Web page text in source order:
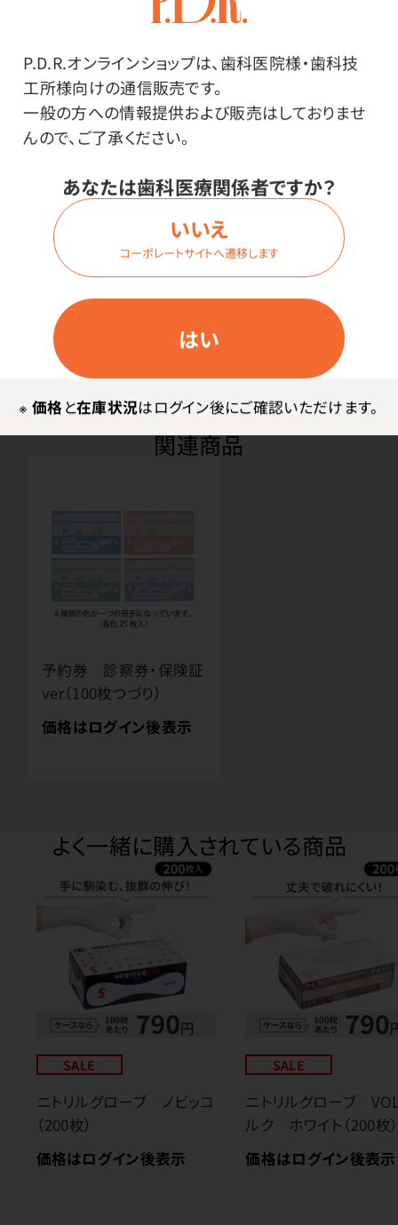
P.D.R.オンラインショップは、歯科医院様・歯科技
工所様向けの通信販売です。
一般の方への情報提供および販売はしておりませ
んので、ご了承ください。
あなたは歯科医療関係者ですか？
はい
いいえ
コーポレートサイトへ遷移します
※ 価格と在庫状況はログイン後にご確認いただけます。
診察券をお忘れの患者さまに次回予約を書いてお渡し
するメモ。
その他
●日本製
自分では言いにくい「診察券を忘れずにお持ちくださ
い。」のメッセージ入り。
関連商品
予約券 診察券・保険証
ver（100枚つづり）
価格はログイン後表示
よく一緒に購入されている商品
SALE
ニトリルグローブ ノビッコ
（200枚）
価格はログイン後表示
SALE
ニトリルグローブ
ルク ホワイト（200枚
価格はログイン後表示